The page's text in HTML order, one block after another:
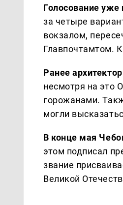
Голосование уже
за четыре
вокзалом,
Главпочтамтом.
Ранее
несмотря на это
горожанами.
могли
В конце мая
этом подписал
звание
Великой